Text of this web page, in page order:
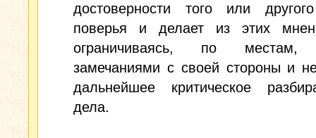
достоверности того или
поверья и делает из этих
ограничиваясь, по местам,
замечаниями с своей стороны и
дальнейшее критическое
дела.